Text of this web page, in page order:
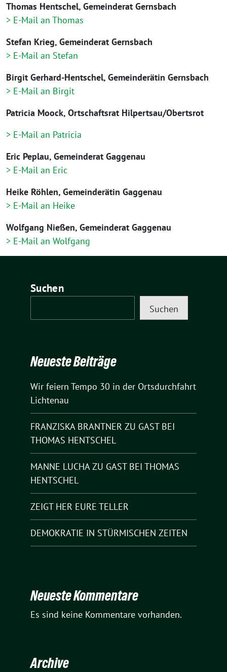
Thomas Hentschel, Gemeinderat Gernsbach
> E-Mail an Thomas
Stefan Krieg, Gemeinderat Gernsbach
> E-Mail an Stefan
Birgit Gerhard-Hentschel, Gemeinderätin Gernsbach
> E-Mail an Birgit
Patricia Moock, Ortschaftsrat Hilpertsau/Obertsrot
> E-Mail an Patricia
Eric Peplau, Gemeinderat Gaggenau
> E-Mail an Eric
Heike Röhlen, Gemeinderätin Gaggenau
> E-Mail an Heike
Wolfgang Nießen, Gemeinderat Gaggenau
> E-Mail an Wolfgang
Suchen
Suchen
Neueste Beiträge
Wir feiern Tempo 30 in der Ortsdurchfahrt
Lichtenau
FRANZISKA BRANTNER ZU GAST BEI
THOMAS HENTSCHEL
MANNE LUCHA ZU GAST BEI THOMAS
HENTSCHEL
ZEIGT HER EURE TELLER
DEMOKRATIE IN STÜRMISCHEN ZEITEN
Neueste Kommentare
Es sind keine Kommentare vorhanden.
Archive